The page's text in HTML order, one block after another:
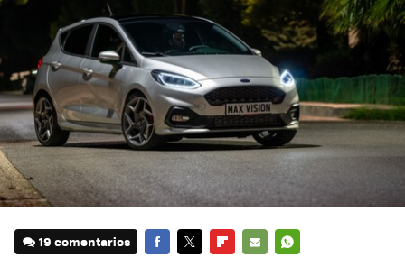
19 comentarios